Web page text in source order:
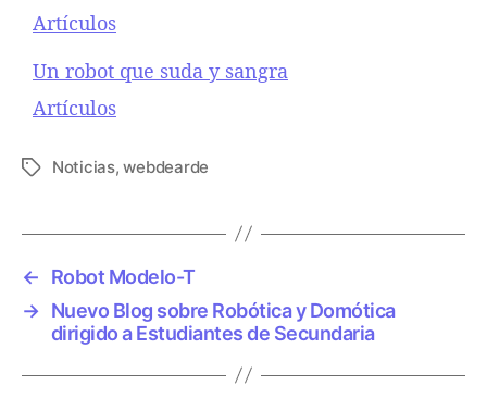
Respecto a
Artículos
Un robot que suda y sangra
Respecto a
Artículos
E
q
e
t
Noticias,webdearde
←
Robot Modelo-T
→ Nuevo Blog sobre Robótica y Domótica
dirigido a Estudiantes de Secundaria